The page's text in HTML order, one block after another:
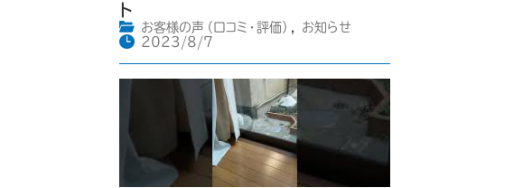
ト
お客様の声（口コミ・評価）
お知らせ
2023/8/7